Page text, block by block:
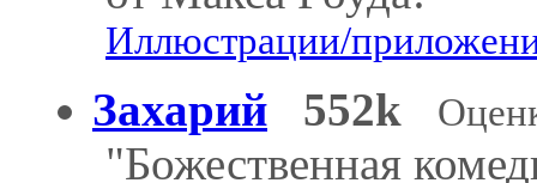
Иллюстрации/
Захарий 552k
"Божественная